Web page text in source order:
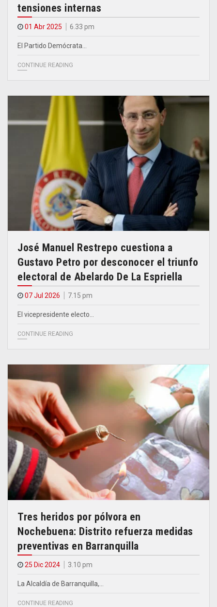
tensiones internas
01 Abr 2025 6.33 pm
El Partido Demócrata…
CONTINUE READING
José Manuel Restrepo cuestiona a
Gustavo Petro por desconocer el triunfo
electoral de Abelardo De La Espriella
07 Jul 2026 7.15 pm
El vicepresidente electo…
CONTINUE READING
Tres heridos por pólvora en
Nochebuena: Distrito refuerza medidas
preventivas en Barranquilla
25 Dic 2024 3.10 pm
La Alcaldía de Barranquilla,…
CONTINUE READING